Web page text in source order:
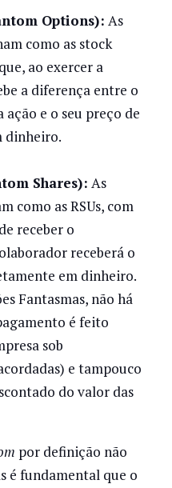
Options): As
como as stock
ao exercer a
a diferença entre o
e o seu preço de
dinheiro.
Shares): As
como as RSUs, com
receber o
receberá o
em dinheiro.
Fantasmas, não há
é feito
sob
e tampouco
do valor das
por definição não
é fundamental que o